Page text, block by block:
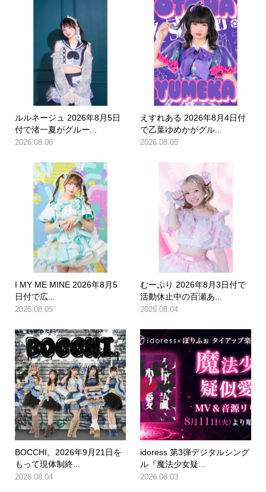
ルルネージュ 2026年8月5日
付で渚一夏がグルー...
2026.08.06
えすれある 2026年8月4日付
で乙葉ゆめかがグル...
2026.08.05
I MY ME MINE 2026年8月5
日付で広...
2026.08.05
むーぷり 2026年8月3日付で
活動休止中の百瀬あ...
2026.08.04
BOCCHI。2026年9月21日を
もって現体制終...
2026.08.04
idoress 第3弾デジタルシング
ル『魔法少女疑...
2026.08.03